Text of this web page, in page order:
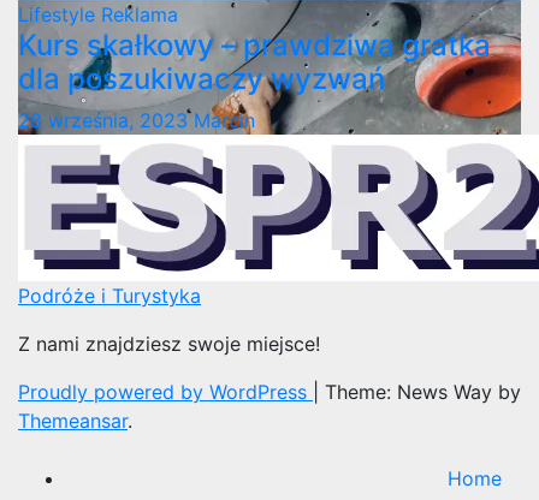
Lifestyle Reklama
Kurs skałkowy – prawdziwa gratka
dla poszukiwaczy wyzwań
28 września, 2023Marcin
Podróże i Turystyka
Z nami znajdziesz swoje miejsce!
Proudly powered by WordPress
Theme: News Way by
Themeansar.
Home